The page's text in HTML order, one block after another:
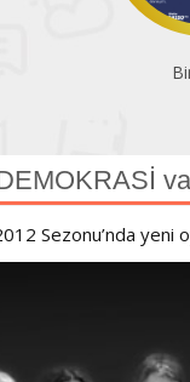
Sezonu’nda yeni